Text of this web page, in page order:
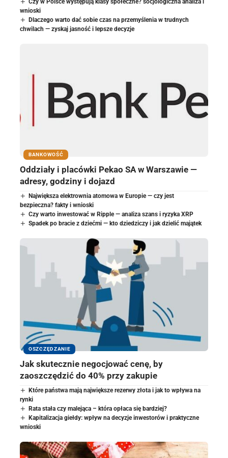
Czy w Polsce występują klasy społeczne? socjologiczna analiza i
wnioski
Dlaczego warto dać sobie czas na przemyślenia w trudnych
chwilach — zyskaj jasność i lepsze decyzje
BANKOWOŚĆ
Oddziały i placówki Pekao SA w Warszawie —
adresy, godziny i dojazd
Największa elektrownia atomowa w Europie — czy jest
bezpieczna? fakty i wnioski
Czy warto inwestować w Ripple — analiza szans i ryzyka XRP
Spadek po bracie z dziećmi — kto dziedziczy i jak dzielić majątek
OSZCZĘDZANIE
Jak skutecznie negocjować cenę, by
zaoszczędzić do 40% przy zakupie
Które państwa mają największe rezerwy złota i jak to wpływa na
rynki
Rata stała czy malejąca – która opłaca się bardziej?
Kapitalizacja giełdy: wpływ na decyzje inwestorów i praktyczne
wnioski